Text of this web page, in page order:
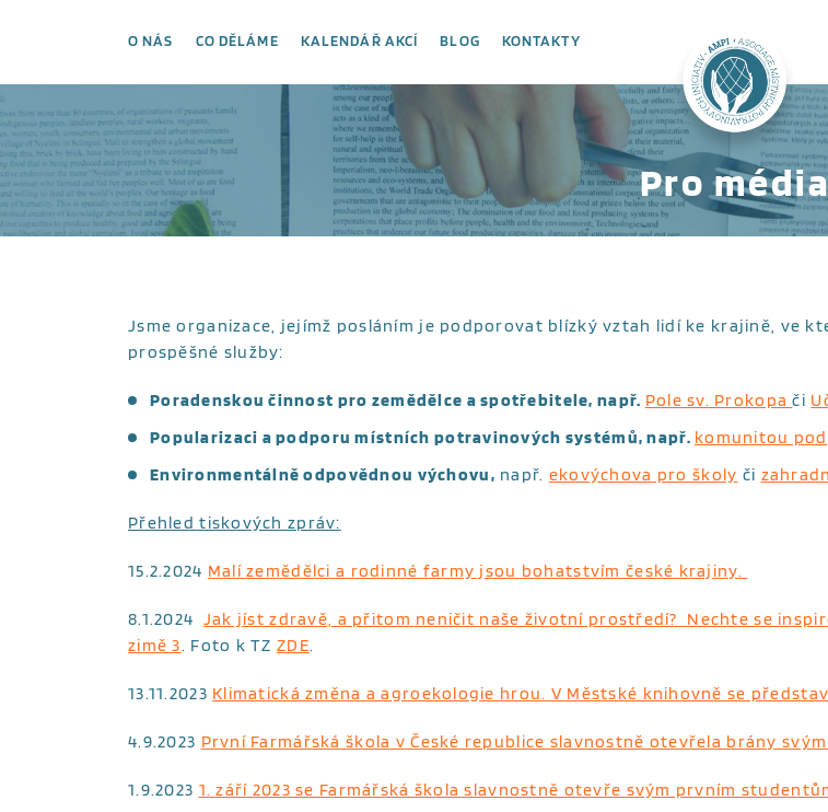
O NÁS CO DĚLÁME KALENDÁŘ AKCÍ BLOG KONTAKTY
Pro
Jsme organizace, jejímž posláním je podporovat blízký vztah lidí ke krajině, ve
prospěšné služby:
Poradenskou činnost pro zemědělce a spotřebitele, např. Pole sv. Prokopači
Popularizaci a podporu místních potravinových systémů, např. komunitou
Environmentálně odpovědnou výchovu, např. ekovýchova pro školy či
Přehled tiskových zpráv:
15.2.2024 Malí zemědělci a rodinné farmy jsou bohatstvím české krajiny.
8.1.2024 Jak jíst zdravě, a přitom neničit naše životní prostředí? Nechte se
zimě 3. Foto k TZZDE.
13.11.2023 Klimatická změna a agroekologie hrou. V Městské knihovně se
4.9.2023 První Farmářská škola v České republice slavnostně otevřela brány
1.9.2023 1. září 2023 se Farmářská škola slavnostně otevře svým prvním